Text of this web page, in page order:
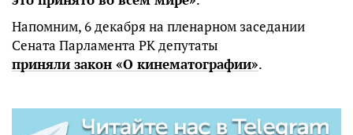
Напомним, 6 декабря на пленарном заседании
Сената Парламента РК депутаты
приняли закон «О кинематографии».